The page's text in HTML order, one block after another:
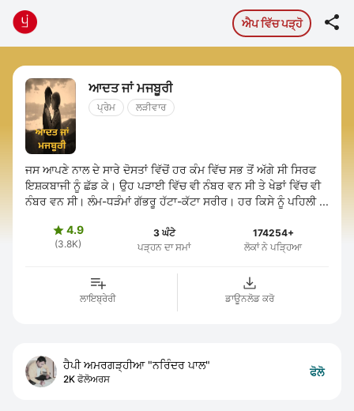
ਐਪ ਵਿੱਚ ਪੜ੍ਹੋ 
ਆਦਤ ਜਾਂ ਮਜਬੂਰੀ
ਪ੍ਰੇਮ ਲੜੀਵਾਰ
ਜਸ ਆਪਣੇ ਨਾਲ ਦੇ ਸਾਰੇ ਦੋਸਤਾਂ ਵਿੱਚੋਂ ਹਰ ਕੰਮ‌ ਵਿੱਚ ਸਭ ਤੋਂ ਅੱਗੇ ਸੀ ਸਿਰਫ
ਇਸ਼ਕਬਾਜੀ ਨੂੰ ਛੱਡ ਕੇ। ਉਹ ਪੜਾਈ ਵਿੱਚ ਵੀ ਨੰਬਰ ਵਨ ਸੀ ਤੇ ਖੇਡਾਂ ਵਿੱਚ ਵੀ
ਨੰਬਰ ਵਨ ਸੀ। ਲੰਮ-ਧੜੰਮਾਂ‌ ਗੱਭਰੂ ਹੱਟਾ-ਕੱਟਾ ਸਰੀਰ। ਹਰ ਕਿਸੇ ਨੂੰ ਪਹਿਲੀ ...
4.9
(3.8K)
3 ਘੰਟੇ
ਪੜ੍ਹਨ ਦਾ ਸਮਾਂ
174254+
ਲੋਕਾਂ ਨੇ ਪੜ੍ਹਿਆ
ਲਾਇਬ੍ਰੇਰੀ ਡਾਊਨਲੋਡ ਕਰੋ
ਹੈਪੀ ਅਮਰਗੜ੍ਹੀਆ "ਨਰਿੰਦਰ ਪਾਲ"
2K ਫੋਲੋਅਰਸ
ਫੋਲੋ